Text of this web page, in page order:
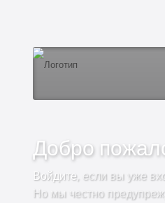
Добро
Войдите, если вы уже
Но мы честно